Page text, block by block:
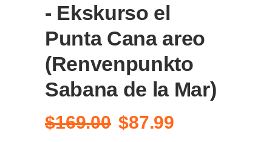
- Ekskurso el
Punta Cana areo
(Renvenpunkto
Sabana de la Mar)
$169.00 Original
$87.99